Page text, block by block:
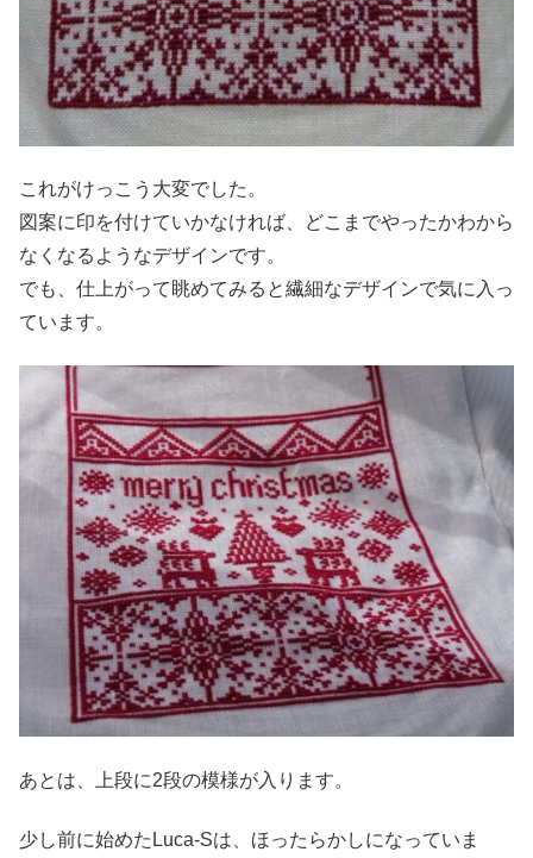
これがけっこう大変でした。
図案に印を付けていかなければ、どこまでやったかわから
なくなるようなデザインです。
でも、仕上がって眺めてみると繊細なデザインで気に入っ
ています。
あとは、上段に2段の模様が入ります。
少し前に始めたLuca-Sは、ほったらかしになっていま